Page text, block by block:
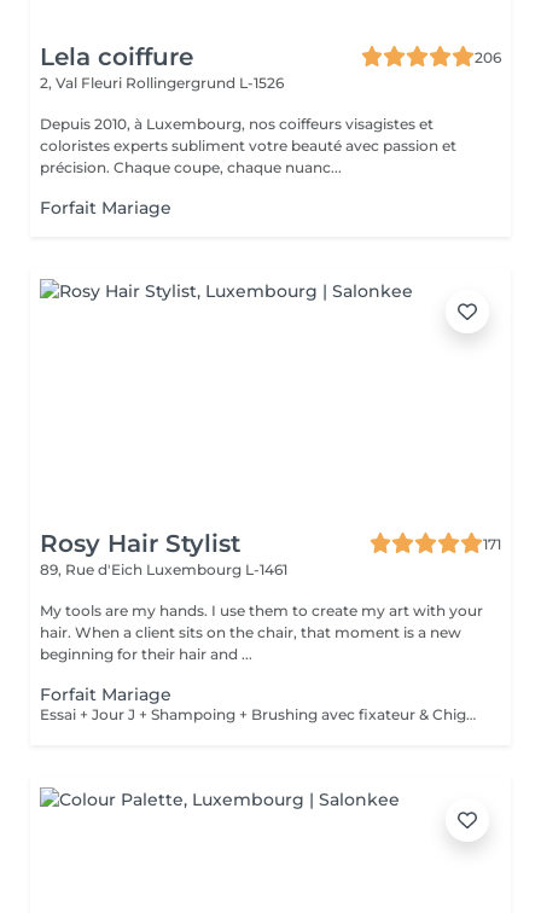
Lela coiffure
206
2, Val Fleuri Rollingergrund L-1526
Depuis 2010, à Luxembourg, nos coiffeurs visagistes et
coloristes experts subliment votre beauté avec passion et
précision. Chaque coupe, chaque nuanc...
Forfait Mariage
Rosy Hair Stylist
171
89, Rue d'Eich Luxembourg L-1461
My tools are my hands. I use them to create my art with your
hair. When a client sits on the chair, that moment is a new
beginning for their hair and ...
Forfait Mariage
Essai + Jour J + Shampoing + Brushing avec fixateur & Chignon